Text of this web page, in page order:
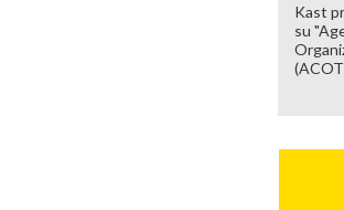
Kast
su